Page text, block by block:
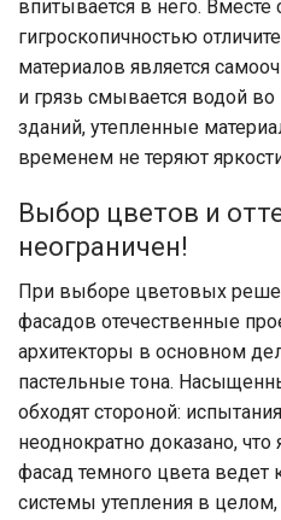
впитывается в него. Вместе
гигроскопичностью
материалов является
и грязь смывается водой
зданий, утепленные
временем не теряют
Выбор цветов и
неограничен!
При выборе цветовых
фасадов отечественные
архитекторы в основном
пастельные тона.
обходят стороной:
неоднократно доказано,
фасад темного цвета ведет
системы утепления в